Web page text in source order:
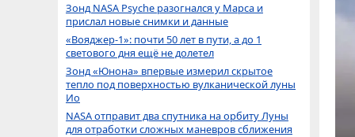
Зонд NASA Psyche разогнался у Марса и
прислал новые снимки и данные
«Вояджер-1»: почти 50 лет в пути, а до 1
светового дня ещё не долетел
Зонд «Юнона» впервые измерил скрытое
тепло под поверхностью вулканической луны
Ио
NASA отправит два спутника на орбиту Луны
для отработки сложных маневров сближения